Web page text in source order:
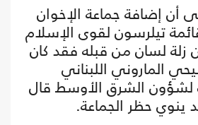
أن إضافة جماعة الإخوان
تيلرسون لقوى الإسلام
زلة لسان من قبله فقد كان
الماروني اللبناني
الشرق الأوسط قال
ينوي حظر الجماعة.